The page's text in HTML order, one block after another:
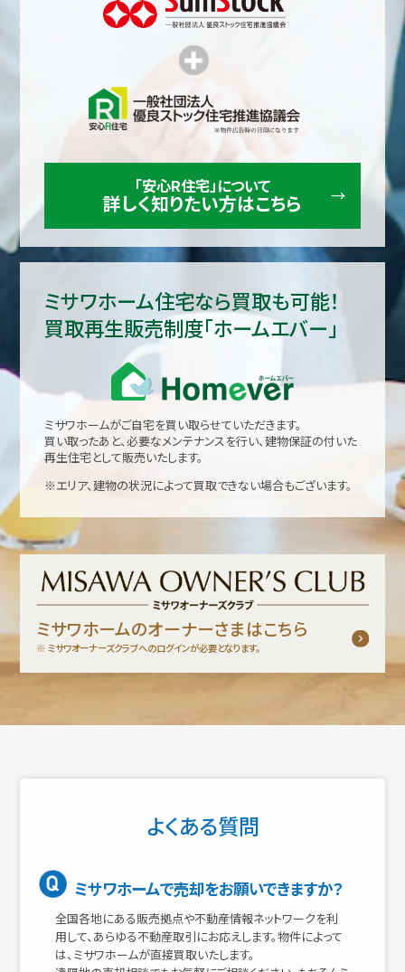
「安心R住宅」について
詳しく知りたい方はこちら
ミサワホーム住宅なら買取も可能！
買取再生販売制度「ホームエバー」
ミサワホームがご自宅を買い取らせていただきます。
買い取ったあと、必要なメンテナンスを行い、建物保証の付いた
再生住宅として販売いたします。
※エリア、建物の状況によって買取できない場合もございます。
ミサワホームのオーナーさまはこちら
ミサワオーナーズクラブへのログインが必要となります。
よくある質問
ミサワホームで売却をお願いできますか？
全国各地にある販売拠点や不動産情報ネットワークを利
用して、あらゆる不動産取引にお応えします。物件によって
は、ミサワホームが直接買取いたします。